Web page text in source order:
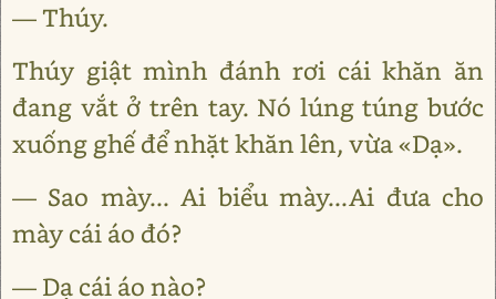
— Thúy.
Thúy giật mình đánh rơi cái khăn ăn
đang vắt ở trên tay. Nó lúng túng bước
xuống ghế để nhặt khăn lên, vừa «Dạ».
— Sao mày... Ai biểu mày...Ai đưa cho
mày cái áo đó?
— Dạ cái áo nào?